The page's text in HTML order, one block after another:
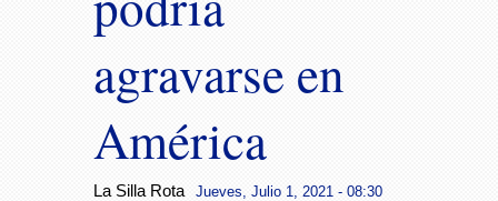
agravarse en
América
La Silla Rota Jueves, Julio 1, 2021 - 08:30